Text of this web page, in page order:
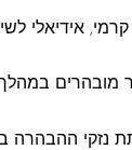
אידיאלי
מובהרים
לשיער חזק ועמיד